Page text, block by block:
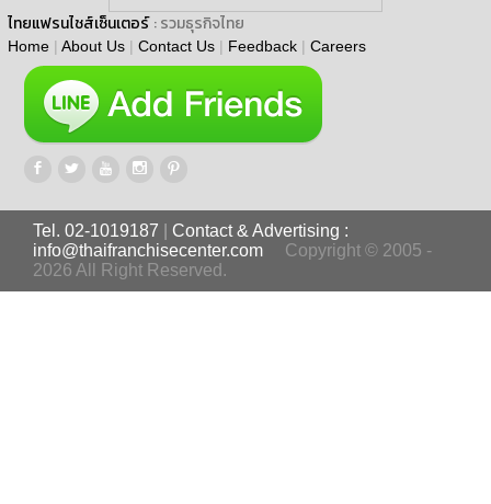
ไทยแฟรนไชส์เซ็นเตอร์ : รวมธุรกิจไทย
Home | About Us | Contact Us | Feedback | Careers
Tel. 02-1019187
Contact & Advertising :
info@thaifranchisecenter.com
Copyright © 2005 -
2026 All Right Reserved.